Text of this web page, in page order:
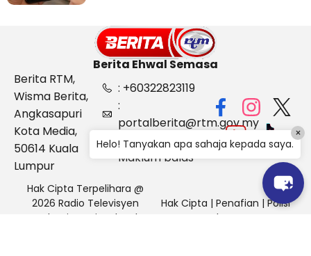
Berita Ehwal Semasa
Berita RTM,
Wisma Berita,
Angkasapuri
Kota Media,
50614 Kuala
Lumpur
: +60322823119
:
portalberita@rtm.gov.my
: Aduan &
Maklum balas
Hak Cipta Terpelihara @
2026 Radio Televisyen
Malaysia, Berita Ehwal
Hak Cipta | Penafian | Polisi
Keselamatan
Helo! Tanyakan apa sahaja kepada saya.
×